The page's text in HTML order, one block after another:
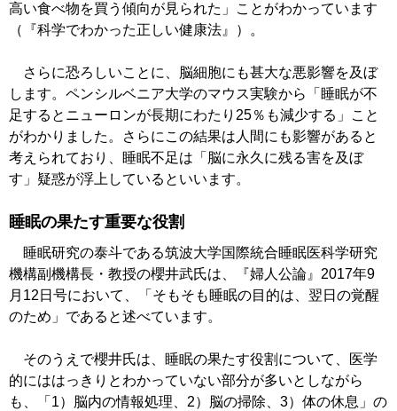
高い食べ物を買う傾向が見られた」ことがわかっています
（『科学でわかった正しい健康法』）。
さらに恐ろしいことに、脳細胞にも甚大な悪影響を及ぼ
します。ペンシルベニア大学のマウス実験から「睡眠が不
足するとニューロンが長期にわたり25％も減少する」こと
がわかりました。さらにこの結果は人間にも影響があると
考えられており、睡眠不足は「脳に永久に残る害を及ぼ
す」疑惑が浮上しているといいます。
睡眠の果たす重要な役割
睡眠研究の泰斗である筑波大学国際統合睡眠医科学研究
機構副機構長・教授の櫻井武氏は、『婦人公論』2017年9
月12日号において、「そもそも睡眠の目的は、翌日の覚醒
のため」であると述べています。
そのうえで櫻井氏は、睡眠の果たす役割について、医学
的にははっきりとわかっていない部分が多いとしながら
も、「1）脳内の情報処理、2）脳の掃除、3）体の休息」の